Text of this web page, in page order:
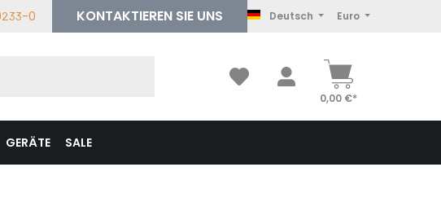
0 KONTAKTIEREN SIE UNS Deutsch Euro
0,00 €*
GERÄTE SALE